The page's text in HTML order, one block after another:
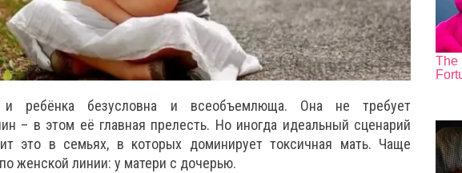
ребёнка безусловна и всеобъемлюща. Она не требует
– в этом её главная прелесть. Но иногда идеальный сценарий
это в семьях, в которых доминирует токсичная мать. Чаще
женской линии: у матери с дочерью.